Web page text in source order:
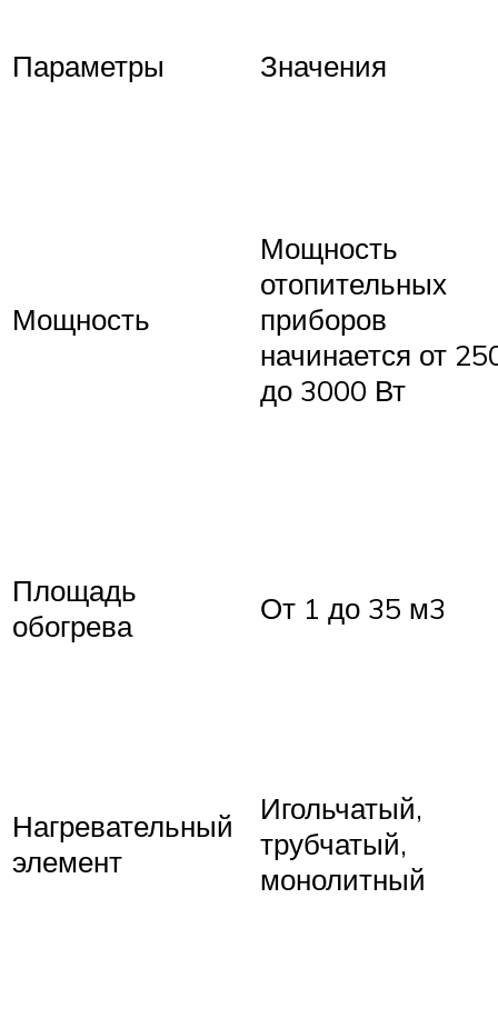
Параметры Значения
Мощность
Мощность
отопительных
приборов
начинается от
до 3000 Вт
Площадь
обогрева
От 1 до 35 м3
Нагревательный
элемент
Игольчатый,
трубчатый,
монолитный